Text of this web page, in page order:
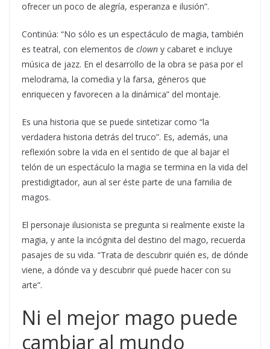
ofrecer un poco de alegría, esperanza e ilusión”.
Continúa: “No sólo es un espectáculo de magia, también
es teatral, con elementos de clown y cabaret e incluye
música de jazz. En el desarrollo de la obra se pasa por el
melodrama, la comedia y la farsa, géneros que
enriquecen y favorecen a la dinámica” del montaje.
Es una historia que se puede sintetizar como “la
verdadera historia detrás del truco”. Es, además, una
reflexión sobre la vida en el sentido de que al bajar el
telón de un espectáculo la magia se termina en la vida del
prestidigitador, aun al ser éste parte de una familia de
magos.
El personaje ilusionista se pregunta si realmente existe la
magia, y ante la incógnita del destino del mago, recuerda
pasajes de su vida. “Trata de descubrir quién es, de dónde
viene, a dónde va y descubrir qué puede hacer con su
arte”.
Ni el mejor mago puede
cambiar al mundo